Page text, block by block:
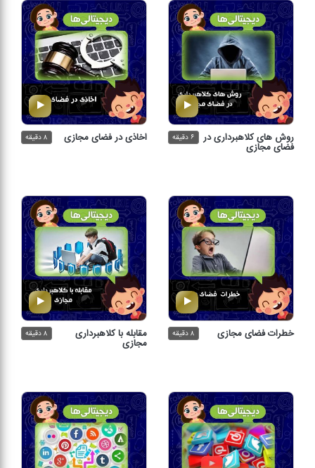
روش های كلاهبرداری در
فضای مجازی
۶ دقیقه اخاذی در فضای مجازی ۸ دقیقه
خطرات فضای مجازی ۸ دقیقه مقابله با كلاهبرداری
مجازی
۸ دقیقه